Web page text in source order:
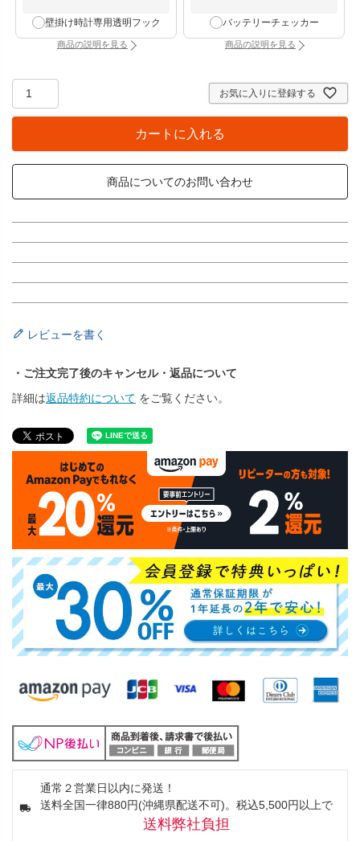
壁掛け時計専用透明フック
商品の説明を見る：壁掛け時計専用透明フック（別タブで開きます）
バッテリーチェッカー
商品の説明を見る：バッテリーチェッカ
お気に入りに登録する
カートに入れる
商品についてのお問い合わせ
レビューを書く
・ご注文完了後のキャンセル・返品について
詳細は返品特約について をご覧ください。
通常２営業日以内に発送！
送料全国一律880円(沖縄県配送不可)。税込5,500円以上で
送料弊社負担